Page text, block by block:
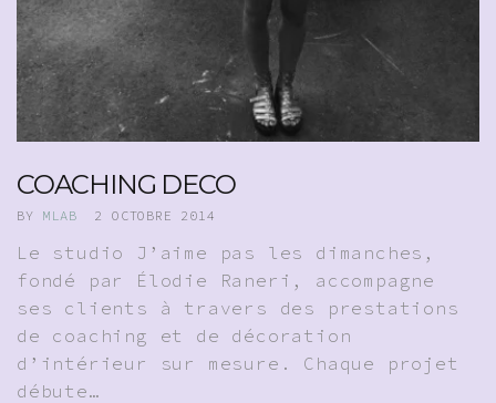
COACHING DECO
BY MLAB 2 OCTOBRE 2014
Le studio J’aime pas les dimanches,
fondé par Élodie Raneri, accompagne
ses clients à travers des prestations
de coaching et de décoration
d’intérieur sur mesure. Chaque projet
débute…